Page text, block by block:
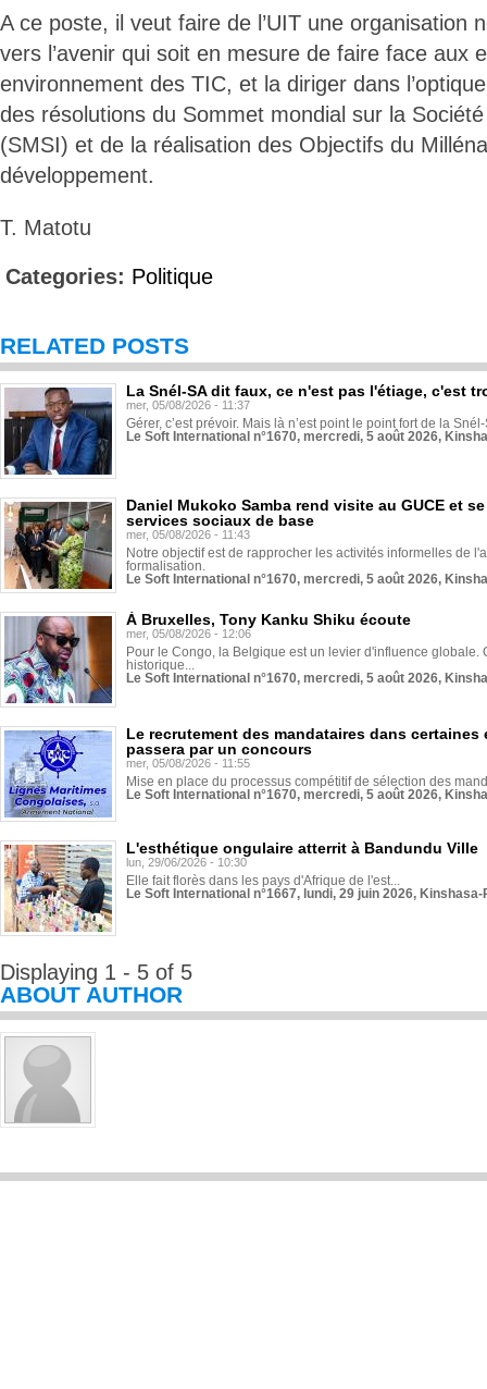
A ce poste, il veut faire de l’UIT une organisation
vers l’avenir qui soit en mesure de faire face aux
environnement des TIC, et la diriger dans
des résolutions du Sommet mondial sur la Société
(SMSI) et de la réalisation des Objectifs du
développement.
T. Matotu
Categories: Politique
RELATED POSTS
La Snél-SA dit faux, ce n'est pas l'étiage, c'est
mer, 05/08/2026 - 11:37
Gérer, c’est prévoir. Mais là n’est point le point fort de la
Le Soft International n°1670, mercredi, 5 août 2026,
Daniel Mukoko Samba rend visite au GUCE et
services sociaux de base
mer, 05/08/2026 - 11:43
Notre objectif est de rapprocher les activités informelles de
formalisation.
Le Soft International n°1670, mercredi, 5 août 2026,
À Bruxelles, Tony Kanku Shiku écoute
mer, 05/08/2026 - 12:06
Pour le Congo, la Belgique est un levier d'influence globale.
historique...
Le Soft International n°1670, mercredi, 5 août 2026,
Le recrutement des mandataires dans
passera par un concours
mer, 05/08/2026 - 11:55
Mise en place du processus compétitif de sélection des
Le Soft International n°1670, mercredi, 5 août 2026,
L'esthétique ongulaire atterrit à Bandundu Ville
lun, 29/06/2026 - 10:30
Elle fait florès dans les pays d'Afrique de l'est...
Le Soft International n°1667, lundi, 29 juin 2026,
Displaying 1 - 5 of 5
ABOUT AUTHOR